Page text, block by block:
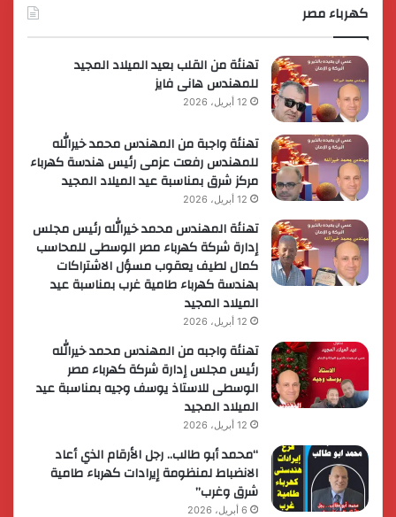
الوزارية
كهرباء مصر
تهنئة من القلب بعيد الميلاد المجيد
للمهندس هانى فايز
12 أبريل، 2026
تهنئة واجبة من المهندس محمد خيرالله
للمهندس رفعت عزمى رئيس هندسة كهرباء
مركز شرق بمناسبة عيد الميلاد المجيد
12 أبريل، 2026
تهنئة المهندس محمد خيرالله رئيس مجلس
إدارة شركة كهرباء مصر الوسطى للمحاسب
كمال لطيف يعقوب مسؤل الاشتراكات
بهندسة كهرباء طامية غرب بمناسبة عيد
الميلاد المجيد
12 أبريل، 2026
تهنئة واجبه من المهندس محمد خيرالله
رئيس مجلس إدارة شركة كهرباء مصر
الوسطى للاستاذ يوسف وجيه بمناسبة عيد
الميلاد المجيد
12 أبريل، 2026
“محمد أبو طالب.. رجل الأرقام الذي أعاد
الانضباط لمنظومة إيرادات كهرباء طامية
شرق وغرب”
6 أبريل، 2026